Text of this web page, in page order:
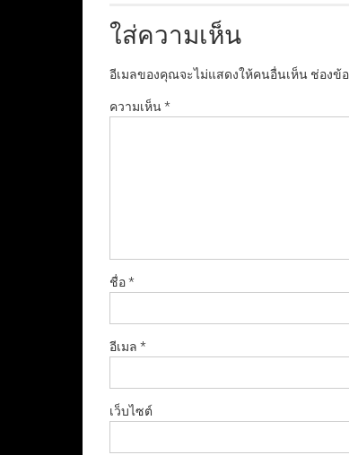
ใส่ความเห็น
อีเมลของคุณจะไม่แสดงให้คนอื่นเห็น ช่องข้
ความเห็น*
ชื่อ*
อีเมล *
เว็บไซต์